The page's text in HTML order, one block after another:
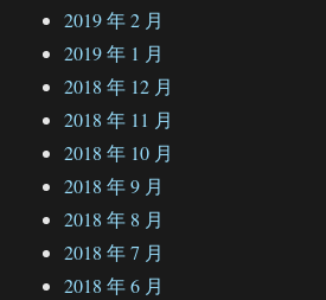
2019 年 2 月
2019 年 1 月
2018 年 12 月
2018 年 11 月
2018 年 10 月
2018 年 9 月
2018 年 8 月
2018 年 7 月
2018 年 6 月